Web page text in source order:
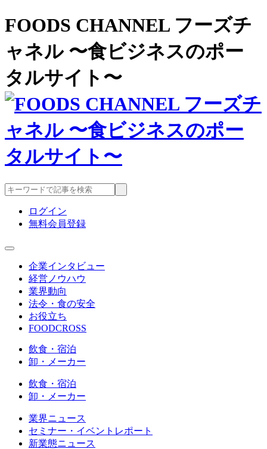
FOODS CHANNEL フーズチ
ャネル 〜食ビジネスのポー
タルサイト〜
ログイン
無料会員登録
企業インタビュー
経営ノウハウ
業界動向
法令・食の安全
お役立ち
FOODCROSS
飲食・宿泊
卸・メーカー
飲食・宿泊
卸・メーカー
業界ニュース
セミナー・イベントレポート
新業態ニュース